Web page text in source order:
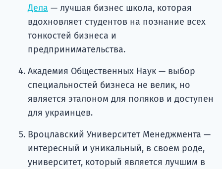
Дела — лучшая бизнес школа, которая
вдохновляет студентов на познание всех
тонкостей бизнеса и
предпринимательства.
Академия Общественных Наук — выбор
специальностей бизнеса не велик, но
является эталоном для поляков и доступен
для украинцев.
Вроцлавский Университет Менеджмента —
интересный и уникальный, в своем роде,
университет, который является лучшим в